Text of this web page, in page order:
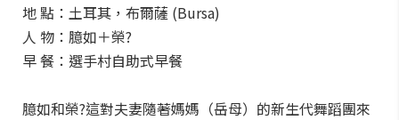
地 點：土耳其，布爾薩 (Bursa)
人 物：臆如＋榮?
早 餐：選手村自助式早餐
臆如和榮?這對夫妻隨著媽媽（岳母）的新生代舞蹈團來